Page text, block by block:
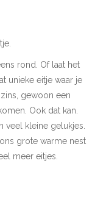
rond. Of laat het
unieke eitje waar je
gewoon een
Ook dat kan.
veel kleine gelukjes.
grote warme nest
meer eitjes.